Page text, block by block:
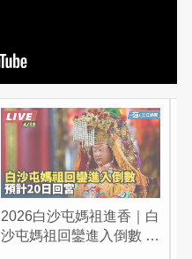
2026白沙屯媽祖進香｜白
沙屯媽祖回鑾進入倒數 預